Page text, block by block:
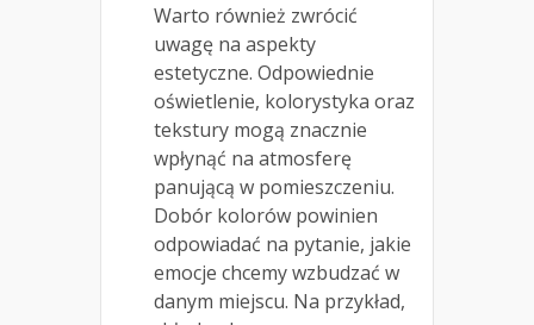
Warto również zwrócić
uwagę na aspekty
estetyczne. Odpowiednie
oświetlenie, kolorystyka oraz
tekstury mogą znacznie
wpłynąć na atmosferę
panującą w pomieszczeniu.
Dobór kolorów powinien
odpowiadać na pytanie, jakie
emocje chcemy wzbudzać w
danym miejscu. Na przykład,